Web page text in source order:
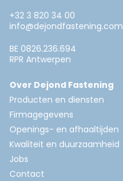
+32 3 820 34 00
info@dejondfastening.com
BE 0826.236.694
RPR Antwerpen
Over Dejond Fastening
Producten en diensten
Firmagegevens
Openings- en afhaaltijden
Kwaliteit en duurzaamheid
Jobs
Contact